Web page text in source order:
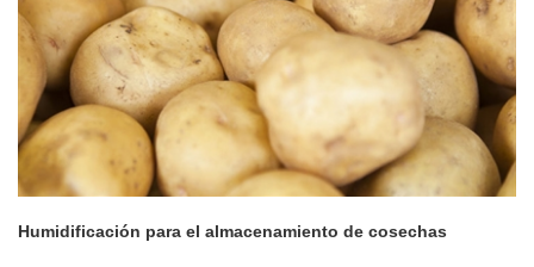
Humidificación para el almacenamiento de cosechas